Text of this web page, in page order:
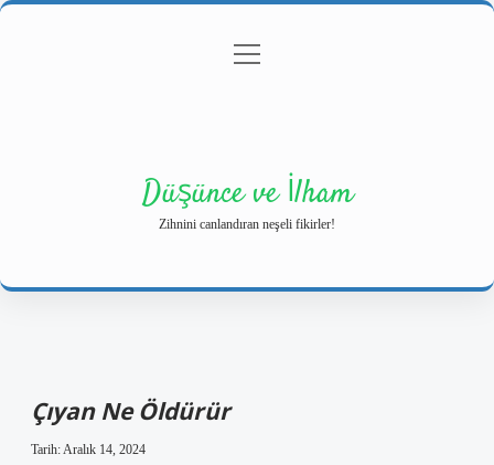
Gizlilik Politikası
menüyü
Düşünce ve İlham
Zihnini canlandıran neşeli fikirler!
Çıyan Ne Öldürür
Tarih: Aralık 14, 2024